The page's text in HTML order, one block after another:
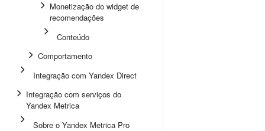
Monetização do widget de
recomendações
Conteúdo
Comportamento
Integração com Yandex Direct
Integração com serviços do
Yandex Metrica
Sobre o Yandex Metrica Pro